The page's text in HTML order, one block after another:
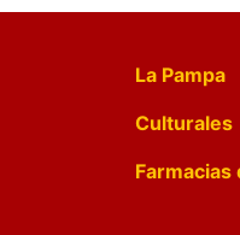
La Pampa
Culturales
Farmacias